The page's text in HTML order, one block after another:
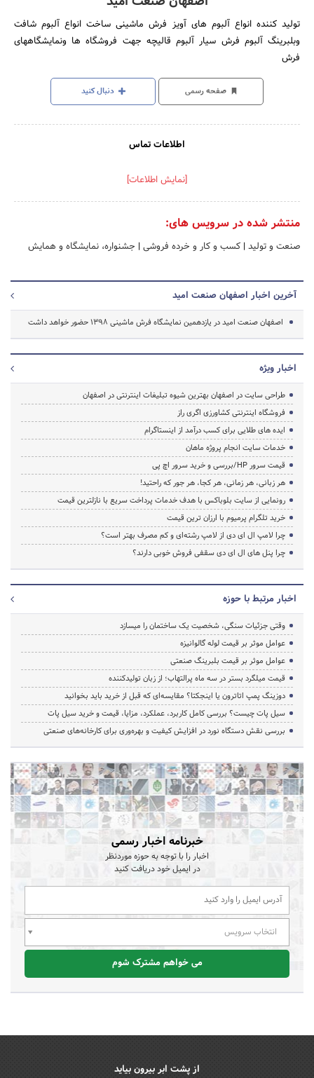
تولید کننده انواع آلبوم های آویز فرش ماشینی ساخت انواع آلبوم شافت
وبلبرینگ آلبوم فرش سیار آلبوم قالیچه جهت فروشگاه ها ونمایشگاههای
فرش
صفحه رسمی دنبال کنید
اطلاعات تماس
[نمایش اطلاعات]
منتشر شده در سرویس های:
صنعت و تولید | کسب و کار و خرده فروشی | جشنواره، نمایشگاه و همایش
آخرین اخبار اصفهان صنعت امید
اصفهان صنعت امید در یازدهمین نمایشگاه فرش ماشینی 1398 حضور خواهد داشت
اخبار ویژه
طراحی سایت در اصفهان بهترین شیوه تبلیغات اینترنتی در اصفهان
فروشگاه اینترنتی کشاورزی اگری راز
ایده های طلایی برای کسب درآمد از اینستاگرام
خدمات سایت انجام پروژه ماهان
قیمت سرور HP/بررسی و خرید سرور اچ پی
هر زبانی، هر زمانی، هر کجا، هر جور که راحتید!
رونمایی از سایت بلوباکس با هدف خدمات پرداخت سریع با نازلترین قیمت
خرید تلگرام پرمیوم با ارزان ترین قیمت
چرا لامپ ال ای دی از لامپ رشته‌ای و کم مصرف بهتر است؟
چرا پنل های ال ای دی سقفی فروش خوبی دارند؟
اخبار مرتبط با حوزه
وقتی جزئیات سنگی، شخصیت یک ساختمان را میسازد
عوامل موثر بر قیمت لوله گالوانیزه
عوامل موثر بر قیمت بلبرینگ صنعتی
قیمت میلگرد بستر در سه ماه پرالتهاب؛ از زبان تولیدکننده
دوزینگ پمپ اتاترون یا اینجکتا؟ مقایسه‌ای که قبل از خرید باید بخوانید
سیل پات چیست؟ بررسی کامل کاربرد، عملکرد، مزایا، قیمت و خرید سیل پات
بررسی نقش دستگاه نورد در افزایش کیفیت و بهره‌وری برای کارخانه‌های صنعتی
خبرنامه اخبار رسمی
اخبار را با توجه به حوزه موردنظر
در ایمیل خود دریافت کنید
انتخاب سرویس
می خواهم مشترک شوم
از پشت ابر بیرون بیاید